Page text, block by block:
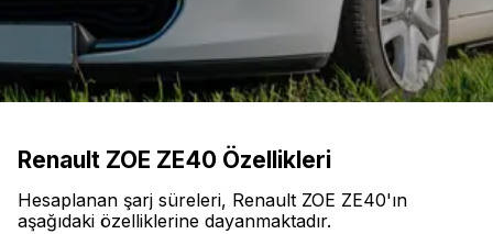
Renault ZOE ZE40 Özellikleri
Hesaplanan şarj süreleri, Renault ZOE ZE40'ın
aşağıdaki özelliklerine dayanmaktadır.